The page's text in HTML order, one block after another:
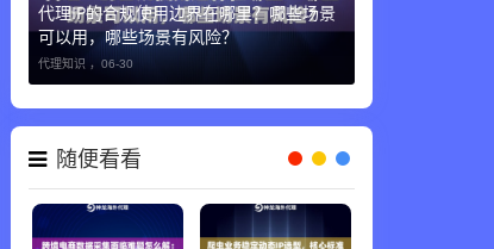
代理IP的合规使用边界在哪里？哪些场景
可以用，哪些场景有风险？
代理知识 ， 06-30
随便看看